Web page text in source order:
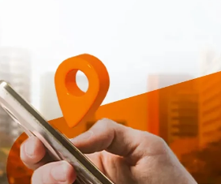
mu?
Tanıma Birimi montajı yaparak
şahıs şirketi vb.
UTTS Montaj Başvurusu
uygulamayı kolay ve
montaj firmalarıveUTTS